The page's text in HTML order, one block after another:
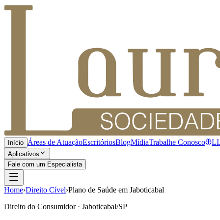
Início Áreas de AtuaçãoEscritóriosBlogMídiaTrabalhe Conosco
Aplicativos
Fale com um Especialista
Home›Direito Cível›Plano de Saúde em Jaboticabal
Direito do Consumidor · Jaboticabal/SP